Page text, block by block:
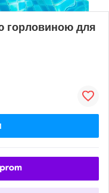
горловиною для